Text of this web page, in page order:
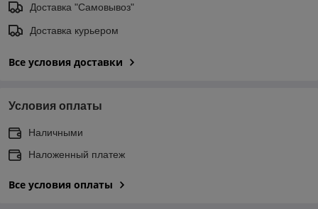
Доставка "Самовывоз"
Доставка курьером
Все условия доставки
Условия оплаты
Наличными
Наложенный платеж
Все условия оплаты